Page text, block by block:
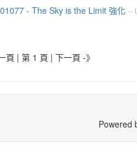
01077 - The Sky is the Limit 強化 --
頁 | 第 1 頁 | 下一頁 -》
Powered